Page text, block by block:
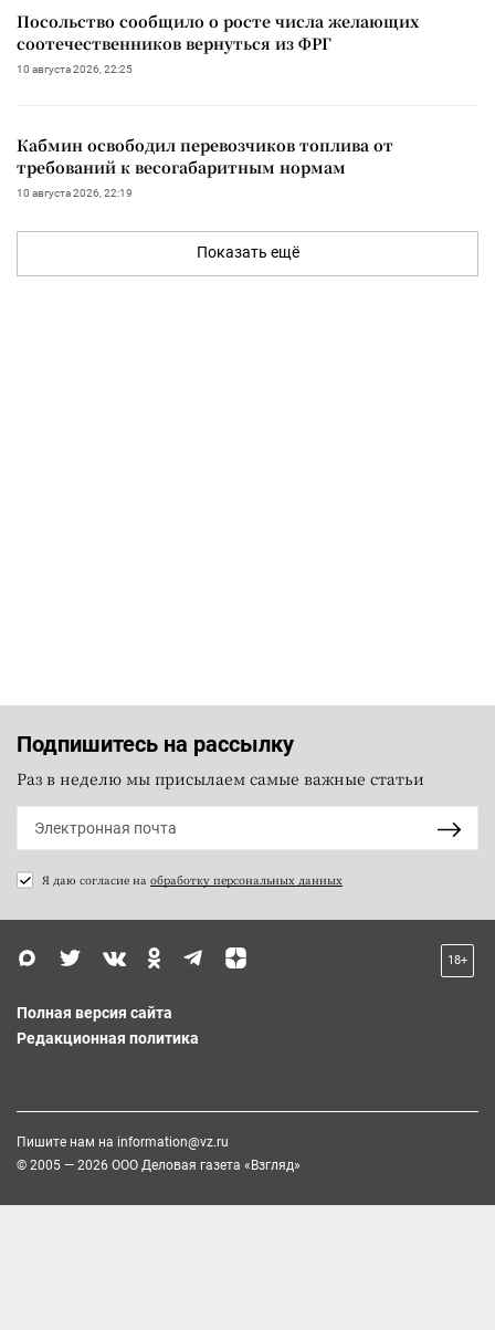
Посольство сообщило о росте числа желающих
соотечественников вернуться из ФРГ
10 августа 2026, 22:25
Кабмин освободил перевозчиков топлива от
требований к весогабаритным нормам
10 августа 2026, 22:19
Показать ещё
Подпишитесь на рассылку
Раз в неделю мы присылаем самые важные статьи
Я даю согласие на обработку персональных данных
18+
Полная версия сайта
Редакционная политика
Пишите нам на information@vz.ru
© 2005 — 2026 ООО Деловая газета «Взгляд»